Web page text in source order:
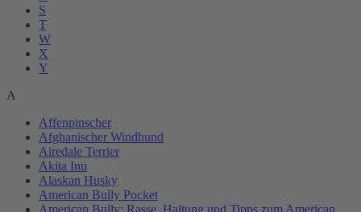
S
T
W
X
Y
A
Affenpinscher
Afghanischer Windhund
Airedale Terrier
Akita Inu
Alaskan Husky
American Bully Pocket